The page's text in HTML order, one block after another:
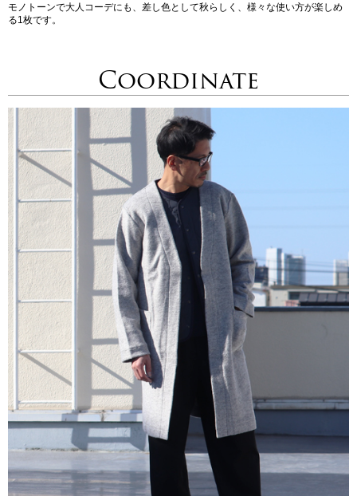
モノトーンで大人コーデにも、差し色として秋らしく、様々な使い方が楽しめ
る1枚です。
Coordinate